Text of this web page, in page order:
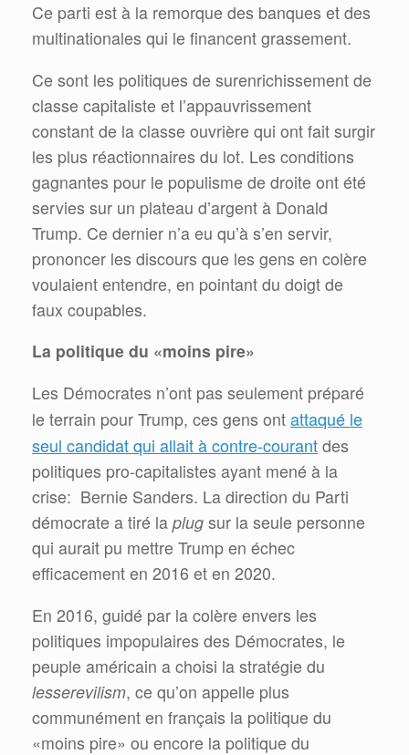
Ce parti est à la remorque des banques et des
multinationales qui le financent grassement.
Ce sont les politiques de surenrichissement de
classe capitaliste et l’appauvrissement
constant de la classe ouvrière qui ont fait surgir
les plus réactionnaires du lot. Les conditions
gagnantes pour le populisme de droite ont été
servies sur un plateau d’argent à Donald
Trump. Ce dernier n’a eu qu’à s’en servir,
prononcer les discours que les gens en colère
voulaient entendre, en pointant du doigt de
faux coupables.
La politique du «moins pire»
Les Démocrates n’ont pas seulement préparé
le terrain pour Trump, ces gens ont attaqué le
seul candidat qui allait à contre-courant des
politiques pro-capitalistes ayant mené à la
crise: Bernie Sanders. La direction du Parti
démocrate a tiré la plug sur la seule personne
qui aurait pu mettre Trump en échec
efficacement en 2016 et en 2020.
En 2016, guidé par la colère envers les
politiques impopulaires des Démocrates, le
peuple américain a choisi la stratégie du
lesserevilism, ce qu’on appelle plus
communément en français la politique du
«moins pire» ou encore la politique du